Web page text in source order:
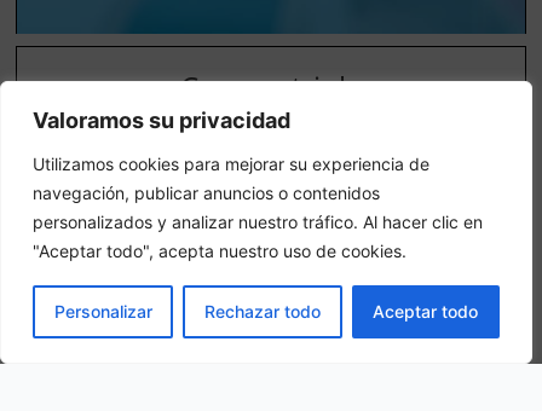
Valoramos su privacidad
Utilizamos cookies para mejorar su experiencia de
navegación, publicar anuncios o contenidos
personalizados y analizar nuestro tráfico. Al hacer clic en
"Aceptar todo", acepta nuestro uso de cookies.
Personalizar Rechazar todo Aceptar todo
Camera tripla
In una camera tripla, 3 adulti alloggiano nella stessa stanza
La nostra ubicazione
PRENOTA